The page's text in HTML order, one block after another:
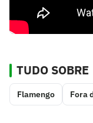
TUDO SOBRE
Flamengo Fora